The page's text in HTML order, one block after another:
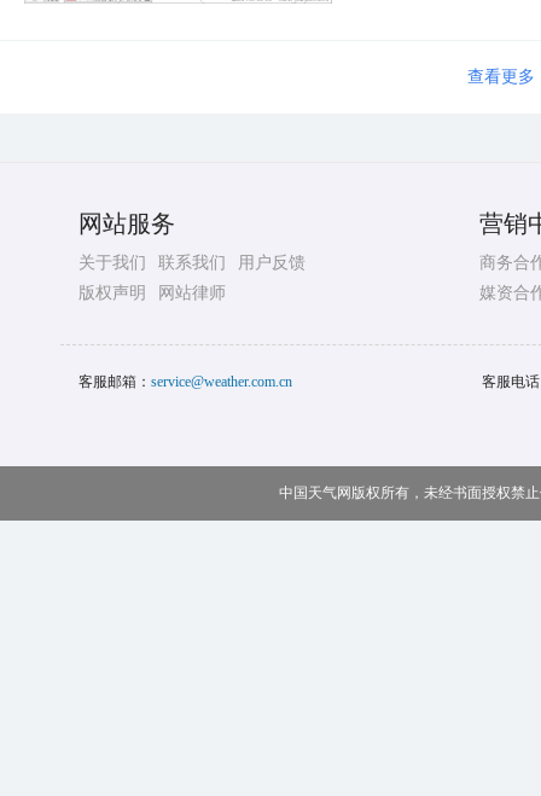
查看更多
网站服务
关于我们 联系我们
用户反馈
版权声明
网站律师
营销
商务合
媒资合
客服邮箱： service@weather.com.cn 客服电
中国天气网版权所有，未经书面授权